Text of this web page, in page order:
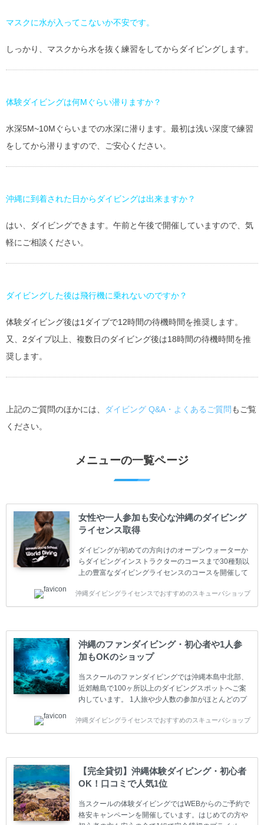
マスクに水が入ってこないか不安です。
しっかり、マスクから水を抜く練習をしてからダイビングします。
体験ダイビングは何Mぐらい潜りますか？
水深5M~10Mぐらいまでの水深に潜ります。最初は浅い深度で練習
をしてから潜りますので、ご安心ください。
沖縄に到着された日からダイビングは出来ますか？
はい、ダイビングできます。午前と午後で開催していますので、気
軽にご相談ください。
ダイビングした後は飛行機に乗れないのですか？
体験ダイビング後は1ダイブで12時間の待機時間を推奨します。
又、2ダイブ以上、複数日のダイビング後は18時間の待機時間を推
奨します。
上記のご質問のほかには、 ダイビング Q&A・よくあるご質問 もご覧
ください。
メニューの一覧ページ
女性や一人参加も安心な沖縄のダイビング
ライセンス取得
ダイビングが初めての方向けのオープンウォーターか
らダイビングインストラクターのコースまで30種類以
上の豊富なダイビングライセンスのコースを開催して
(TEC)のコースもご用意しています。 当スクールを受
講するお客様は一人参加などの少人数のご参加が最も
は年間を通じてキャンペーンを行っています。 ベーシ
ックダイバー(Cカード) 1日間+eラーニング 最安値キ
ャンペーン ￥22800(税込) ￥16800(税込) 器材 / 送
迎 / 保険 / 全て込み ダイビング...
沖縄ダイビングライセンスでおすすめのスキューバショップ
沖縄のファンダイビング・初心者や1人参
加もOKのショップ
当スクールのファンダイビングでは沖縄本島中北部、
近郊離島で100ヶ所以上のダイビングスポットへご案
内しています。 1人旅や少人数の参加がほとんどのプ
の方も安心して楽しめるようにリフレッシュダイビン
グコースもご用意しています。お1人様も初心者の方
ーター様はファンダイビングの全てのコース費が
10%OFF、フル器材レンタルが50%OFFになります。
沖縄本島周辺ビーチ・ファンダイビング ￥13800(税
込)【 2ビーチ 】 ウエイト / タンク / 送迎...
沖縄ダイビングライセンスでおすすめのスキューバショップ
【完全貸切】沖縄体験ダイビング・初心者
OK！口コミで人気1位
当スクールの体験ダイビングではWEBからのご予約で
格安キャンペーンを開催しています。はじめての方や